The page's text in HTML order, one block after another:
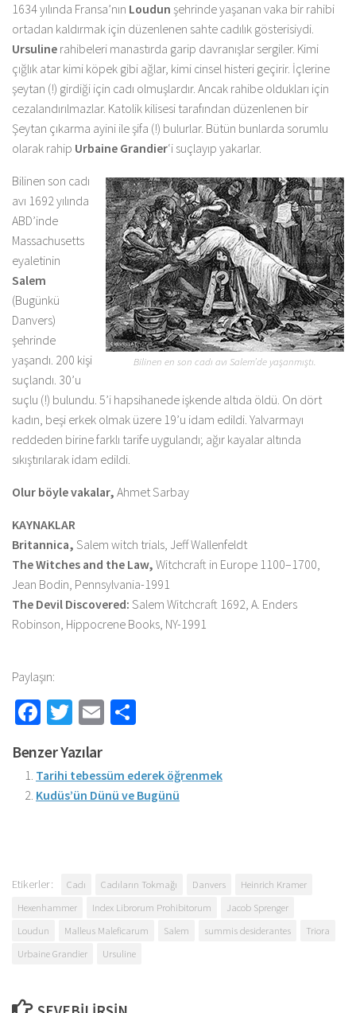
1634 yılında Fransa’nın Loudun şehrinde yaşanan vaka bir rahibi
ortadan kaldırmak için düzenlenen sahte cadılık gösterisiydi.
Ursuline rahibeleri manastırda garip davranışlar sergiler. Kimi
çığlık atar kimi köpek gibi ağlar, kimi cinsel histeri geçirir. İçlerine
şeytan (!) girdiği için cadı olmuşlardır. Ancak rahibe oldukları için
cezalandırılmazlar. Katolik kilisesi tarafından düzenlenen bir
Şeytan çıkarma ayini ile şifa (!) bulurlar. Bütün bunlarda sorumlu
olarak rahip Urbaine Grandier‘i suçlayıp yakarlar.
Bilinen en son cadı avı Salem’de yaşanmıştı.
Bilinen son cadı
avı 1692 yılında
ABD’inde
Massachusetts
eyaletinin
Salem
(Bugünkü
Danvers)
şehrinde
yaşandı. 200 kişi
suçlandı. 30’u
suçlu (!) bulundu. 5’i hapsihanede işkende altıda öldü. On dört
kadın, beşi erkek olmak üzere 19’u idam edildi. Yalvarmayı
reddeden birine farklı tarife uygulandı; ağır kayalar altında
sıkıştırılarak idam edildi.
Olur böyle vakalar, Ahmet Sarbay
KAYNAKLAR
Britannica, Salem witch trials, Jeff Wallenfeldt
The Witches and the Law, Witchcraft in Europe 1100–1700,
Jean Bodin, Pennsylvania-1991
The Devil Discovered: Salem Witchcraft 1692, A. Enders
Robinson, Hippocrene Books, NY-1991
Paylaşın:
Facebook
Twitter
Email
Benzer Yazılar
Tarihi tebessüm ederek öğrenmek
Kudüs’ün Dünü ve Bugünü
Etikerler: Cadı Cadıların Tokmağı Danvers
Heinrich Kramer
Hexenhammer
Index Librorum Prohibitorum
Jacob Sprenger
Loudun
Malleus Maleficarum Salem summis desiderantes
Triora
Urbaine Grandier
Ursuline